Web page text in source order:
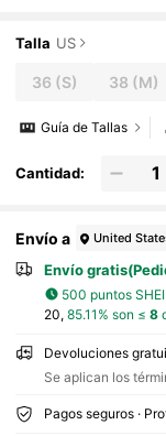
Talla US
36 (S) 38 (M)
Guía de Tallas
Cantidad:
Envío a United
Envío
500 puntos
20, 85.11% son ≤ 8
Devoluciones
Se aplican los
Pagos seguros ·